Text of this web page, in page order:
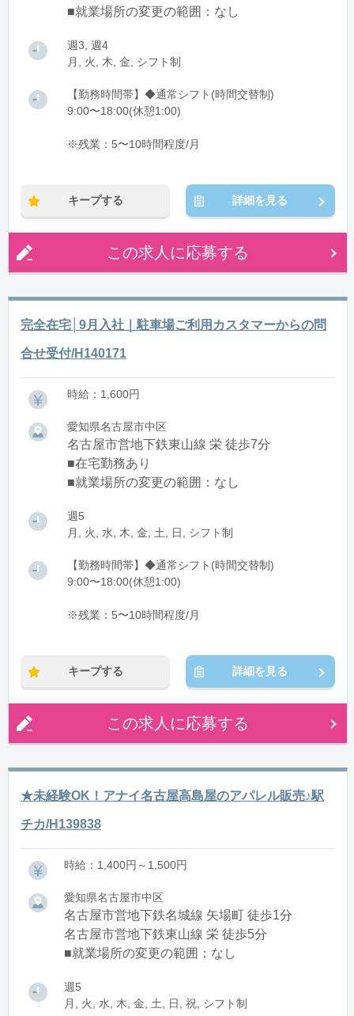
■就業場所の変更の範囲：なし
週3, 週4
月, 火, 木, 金, シフト制
【勤務時間帯】◆通常シフト(時間交替制)
9:00〜18:00(休憩1:00)
※残業：5〜10時間程度/月
キープする 詳細を見る
この求人に応募する
完全在宅│9月入社｜駐車場ご利用カスタマーからの問
合せ受付/H140171
時給：1,600円
愛知県名古屋市中区
名古屋市営地下鉄東山線 栄 徒歩7分
■在宅勤務あり
■就業場所の変更の範囲：なし
週5
月, 火, 水, 木, 金, 土, 日, シフト制
【勤務時間帯】◆通常シフト(時間交替制)
9:00〜18:00(休憩1:00)
※残業：5〜10時間程度/月
キープする 詳細を見る
この求人に応募する
★未経験OK！アナイ名古屋高島屋のアパレル販売♪駅
チカ/H139838
時給：1,400円～1,500円
愛知県名古屋市中区
名古屋市営地下鉄名城線 矢場町 徒歩1分
名古屋市営地下鉄東山線 栄 徒歩5分
■就業場所の変更の範囲：なし
週5
月, 火, 水, 木, 金, 土, 日, 祝, シフト制